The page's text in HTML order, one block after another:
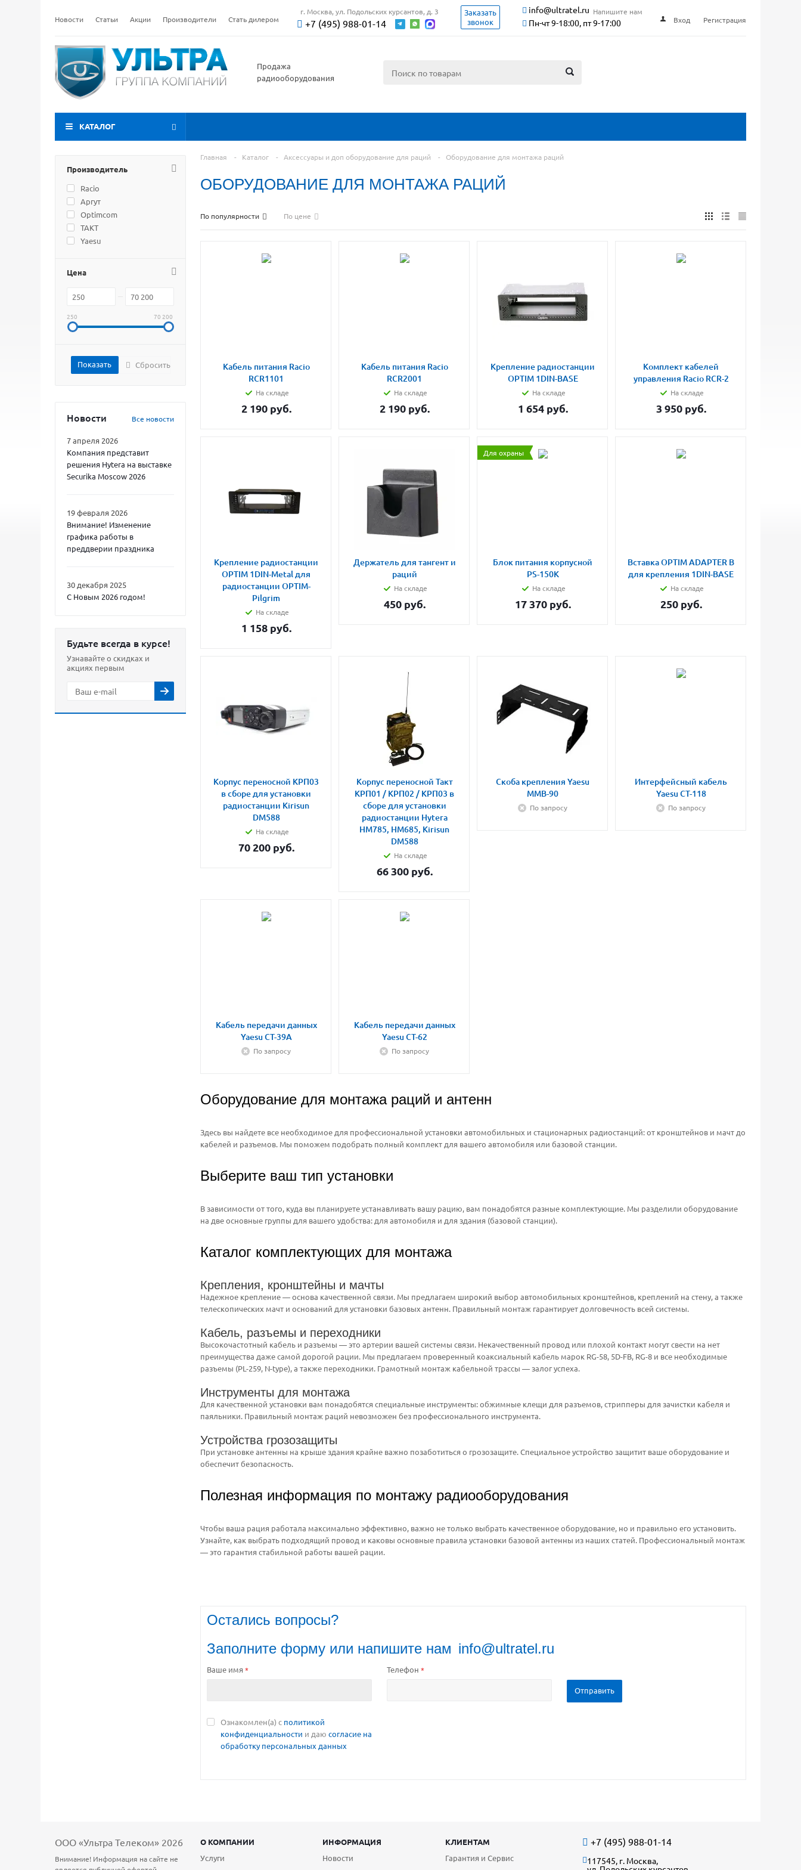
Новости Статьи Акции Производители Стать дилером
г. Москва, ул. Подольских курсантов, д. 3
+7 (495) 988-01-14
Заказать
звонок
info@ultratel.ru Напишите нам
Пн-чт 9-18:00, пт 9-17:00 Вход Регистрация
Продажа
радиооборудования
КАТАЛОГ
Производитель
Racio
Аргут
Optimcom
ТАКТ
Yaesu
Цена
250 70 200
Сбросить
Новости Все новости
7 апреля 2026
Компания представит
решения Hytera на выставке
Securika Moscow 2026
19 февраля 2026
Внимание! Изменение
графика работы в
преддверии праздника
30 декабря 2025
С Новым 2026 годом!
Будьте всегда в курсе!
Узнавайте о скидках и
акциях первым
Главная - Каталог - Аксессуары и доп оборудование для раций - Оборудование для монтажа раций
ОБОРУДОВАНИЕ ДЛЯ МОНТАЖА РАЦИЙ
По популярности По цене
Кабель питания Racio
RCR1101
На складе
2 190руб.
Кабель питания Racio
RCR2001
На складе
2 190руб.
Крепление радиостанции
OPTIM 1DIN-BASE
На складе
1 654руб.
Комплект кабелей
управления Racio RCR-2
На складе
3 950руб.
Крепление радиостанции
OPTIM 1DIN-Metal для
радиостанции OPTIM-
Pilgrim
На складе
1 158руб.
Держатель для тангент и
раций
На складе
450руб.
Для охраны
Блок питания корпусной
PS-150К
На складе
17 370руб.
Вставка OPTIM ADAPTER B
для крепления 1DIN-BASE
На складе
250руб.
Корпус переносной КРП03
в сборе для установки
радиостанции Kirisun
DM588
На складе
70 200руб.
Корпус переносной Такт
КРП01 / КРП02 / КРП03 в
сборе для установки
радиостанции Hytera
HM785, HM685, Kirisun
DM588
На складе
66 300руб.
Скоба крепления Yaesu
MMB-90
По запросу
Интерфейсный кабель
Yaesu CT-118
По запросу
Кабель передачи данных
Yaesu CT-39A
По запросу
Кабель передачи данных
Yaesu CT-62
По запросу
Оборудование для монтажа раций и антенн
Здесь вы найдете все необходимое для профессиональной установки автомобильных и стационарных радиостанций: от кронштейнов и мачт до
кабелей и разъемов. Мы поможем подобрать полный комплект для вашего автомобиля или базовой станции.
Выберите ваш тип установки
В зависимости от того, куда вы планируете устанавливать вашу рацию, вам понадобятся разные комплектующие. Мы разделили оборудование
на две основные группы для вашего удобства: для автомобиля и для здания (базовой станции).
Каталог комплектующих для монтажа
Крепления, кронштейны и мачты
Надежное крепление — основа качественной связи. Мы предлагаем широкий выбор автомобильных кронштейнов, креплений на стену, а также
телескопических мачт и оснований для установки базовых антенн. Правильный монтаж гарантирует долговечность всей системы.
Кабель, разъемы и переходники
Высокочастотный кабель и разъемы — это артерии вашей системы связи. Некачественный провод или плохой контакт могут свести на нет
преимущества даже самой дорогой рации. Мы предлагаем проверенный коаксиальный кабель марок RG-58, 5D-FB, RG-8 и все необходимые
разъемы (PL-259, N-type), а также переходники. Грамотный монтаж кабельной трассы — залог успеха.
Инструменты для монтажа
Для качественной установки вам понадобятся специальные инструменты: обжимные клещи для разъемов, стрипперы для зачистки кабеля и
паяльники. Правильный монтаж раций невозможен без профессионального инструмента.
Устройства грозозащиты
При установке антенны на крыше здания крайне важно позаботиться о грозозащите. Специальное устройство защитит ваше оборудование и
обеспечит безопасность.
Полезная информация по монтажу радиооборудования
Чтобы ваша рация работала максимально эффективно, важно не только выбрать качественное оборудование, но и правильно его установить.
Узнайте, как выбрать подходящий провод и каковы основные правила установки базовой антенны из наших статей. Профессиональный монтаж
— это гарантия стабильной работы вашей рации.
Остались вопросы?
Заполните форму или напишите нам info@ultratel.ru
Ваше имя * Телефон*
Ознакомлен(а) с политикой
конфиденциальности и даю согласие на
обработку персональных данных
ООО «Ультра Телеком» 2026
Внимание! Информация на сайте не
О КОМПАНИИ ИНФОРМАЦИЯ
КЛИЕНТАМ
Услуги
Новости
Гарантия и Сервис
+7 (495) 988-01-14
117545, г. Москва,